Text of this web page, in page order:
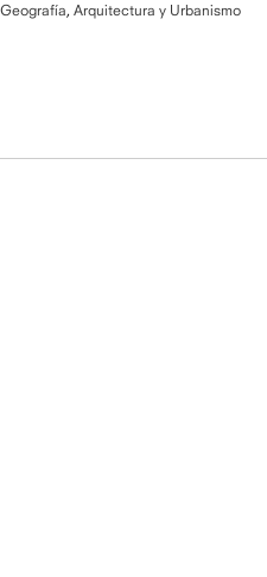
Geografía, Arquitectura y Urbanismo